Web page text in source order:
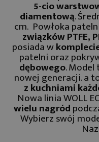
5-cio
diamentową.
cm. Powłoka
związków PTFE,
posiada w
patelni oraz
dębowego.
nowej generacji. a
z kuchniami
Nowa linia WOLL
wielu nagród
Wybierz swój